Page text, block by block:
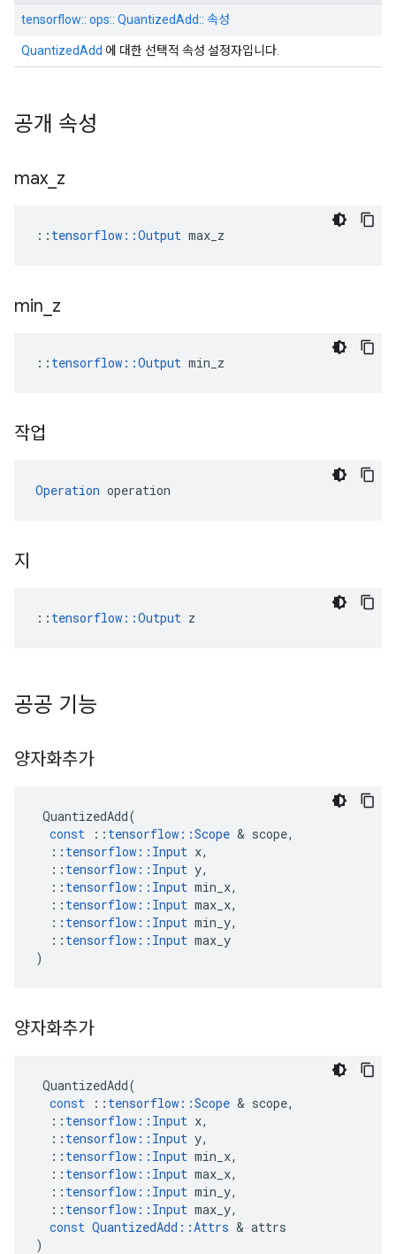
tensorflow:: ops:: QuantizedAdd:: 속성
QuantizedAdd 에 대한 선택적 속성 설정자입니다.
공개 속성
max z
:: tensorflow::Output max_z
min z
:: tensorflow::Output min_z
작업
Operation operation
지
:: tensorflow::Output z
공공 기능
양자화추가
QuantizedAdd(
const
:: tensorflow ::Scope & scope,
:: tensorflow :: Input x,
:: tensorflow :: Input y,
:: tensorflow :: Input min_x,
:: tensorflow :: Input max_x,
:: tensorflow :: Input min_y,
:: tensorflow :: Input max_y
)
양자화추가
QuantizedAdd(
const
:: tensorflow ::Scope & scope,
:: tensorflow :: Input x,
:: tensorflow :: Input y,
:: tensorflow :: Input min_x,
:: tensorflow :: Input max_x,
:: tensorflow :: Input min_y,
:: tensorflow :: Input max_y,
const QuantizedAdd ::Attrs & attrs
)